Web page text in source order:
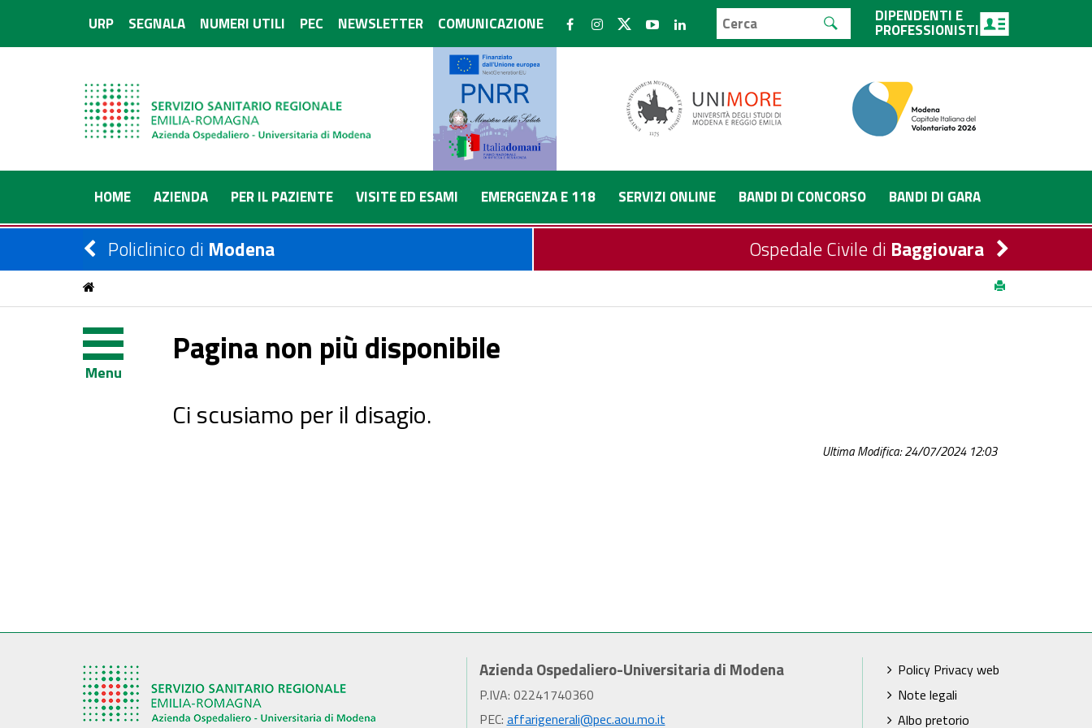
URP SEGNALA NUMERI UTILI PEC NEWSLETTER COMUNICAZIONE DIPENDENTI E
PROFESSIONISTI
HOME AZIENDA PER IL PAZIENTE VISITE ED ESAMI EMERGENZA E 118 SERVIZI ONLINE BANDI DI CONCORSO BANDI DI GARA
Policlinico di Modena Ospedale Civile di Baggiovara
Menu
Pagina non più disponibile
Ci scusiamo per il disagio.
Ultima Modifica: 24/07/2024 12:03
Azienda Ospedaliero-Universitaria di Modena
P.IVA: 02241740360
PEC: affarigenerali@pec.aou.mo.it
Policy Privacy web
Note legali
Albo pretorio